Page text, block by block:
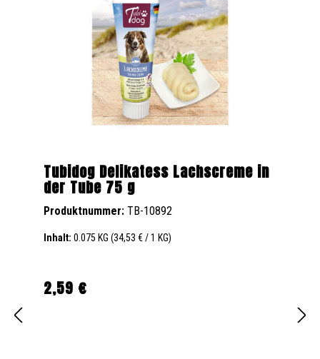
Tubidog Delikatess Lachscreme in
der Tube 75 g
Produktnummer: TB-10892
Inhalt: 0.075 KG (34,53 € / 1 KG)
Regulärer Preis:
2,59 €